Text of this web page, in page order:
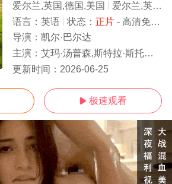
爱尔兰,英国,德国,美国
爱尔兰,英国,德国,美国,喜剧
语言： 英语 状态： 正片- 高清免费在线观看
导演： 凯尔·巴尔达
主演： 艾玛·汤普森,斯特拉·斯托克尔,茱莉亚·路易斯-德瑞弗斯,雷吉娜·赫尔,
更新时间： 2026-06-25
 极速观看